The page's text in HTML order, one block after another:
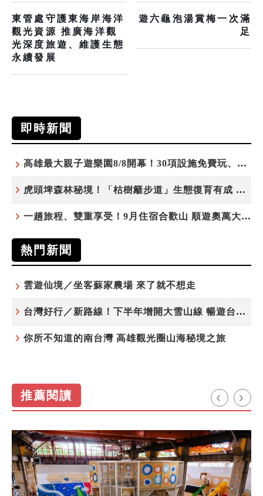
東管處守護東海岸海洋
觀光資源 推廣海洋觀
光深度旅遊、維護生態
永續發展
遊六龜泡湯賞梅一次滿
足
即時新聞
高雄最大親子遊樂園8/8開幕！30項設施免費玩、YOYO家族嗨翻暑假
虎頭埤森林秘境！「枯樹籬步道」生態復育有成 走進大自然生命教室
一趟旅程、雙重享受！9月住宿合歡山 順遊奧萬大10元優惠入園
熱門新聞
雲遊仙境／坐客蘇家農場 來了就不想走
台灣好行／新路線！下半年增開大雪山線 暢遊台中更便利
你所不知道的南台灣 高雄觀光圈山海秘境之旅
推薦閱讀